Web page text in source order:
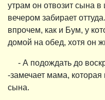
утрам он отвозит сына
вечером забирает
впрочем, как и Бум, у
домой на обед, хотя он
- А подождать до
-замечает мама, которая
сына.